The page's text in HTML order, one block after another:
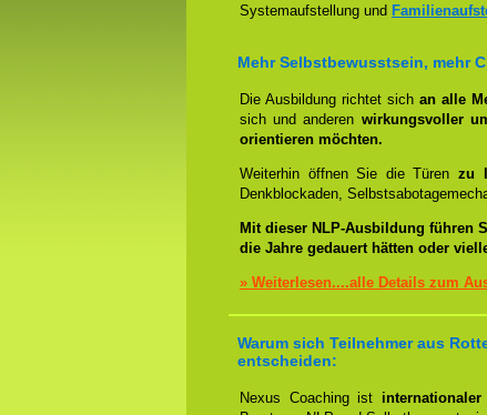
Systemaufstellung und
Mehr Selbstbewusstsein, mehr
Die Ausbildung richtet sich an alle
sich und anderen wirkungsvoller
orientieren möchten.
Weiterhin öffnen Sie die Türenzu
Denkblockaden,
Mit dieser NLP-Ausbildung führen
die Jahre gedauert hätten oder
» Weiterlesen....alle Details zum
Warum sich Teilnehmer aus
entscheiden:
Nexus Coaching ist